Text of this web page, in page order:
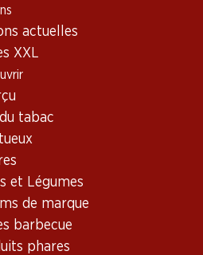
actuelles
XXL
tabac
et Légumes
de marque
barbecue
phares
Valais
AOC